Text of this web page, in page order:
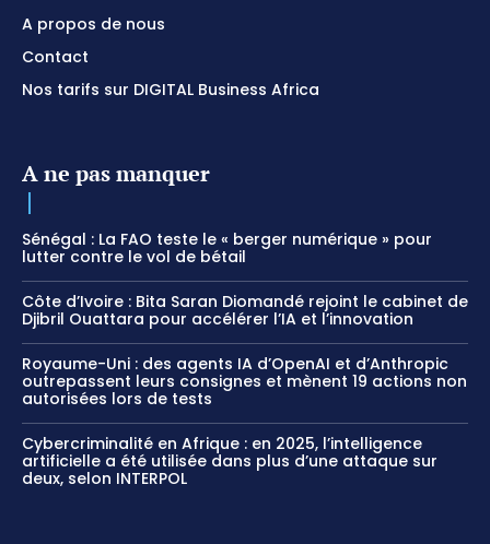
A propos de nous
Contact
Nos tarifs sur DIGITAL Business Africa
A ne pas manquer
Sénégal : La FAO teste le « berger numérique » pour
lutter contre le vol de bétail
Côte d’Ivoire : Bita Saran Diomandé rejoint le cabinet de
Djibril Ouattara pour accélérer l’IA et l’innovation
Royaume-Uni : des agents IA d’OpenAI et d’Anthropic
outrepassent leurs consignes et mènent 19 actions non
autorisées lors de tests
Cybercriminalité en Afrique : en 2025, l’intelligence
artificielle a été utilisée dans plus d’une attaque sur
deux, selon INTERPOL